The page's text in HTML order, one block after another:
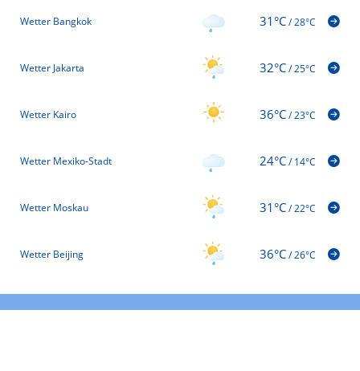
Wetter Bangkok 31°C/28°C
Wetter Jakarta 32°C/25°C
Wetter Kairo 36°C/23°C
Wetter Mexiko-Stadt 24°C/14°C
Wetter Moskau 31°C/22°C
Wetter Beijing 36°C/26°C